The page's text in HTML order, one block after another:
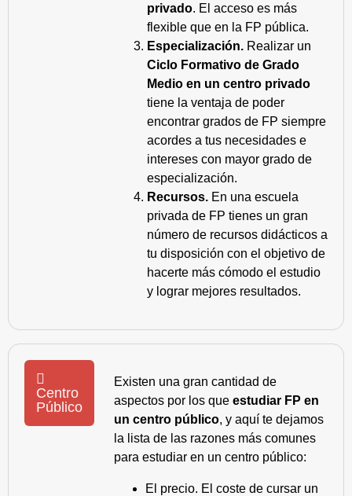
privado. El acceso es más
flexible que en la FP pública.
Especialización. Realizar un
Ciclo Formativo de Grado
Medio en un centro privado
tiene la ventaja de poder
encontrar grados de FP siempre
acordes a tus necesidades e
intereses con mayor grado de
especialización.
Recursos. En una escuela
privada de FP tienes un gran
número de recursos didácticos a
tu disposición con el objetivo de
hacerte más cómodo el estudio
y lograr mejores resultados.
Centro
Público
Existen una gran cantidad de
aspectos por los que estudiar FP en
un centro público, y aquí te dejamos
la lista de las razones más comunes
para estudiar en un centro público:
El precio. El coste de cursar un